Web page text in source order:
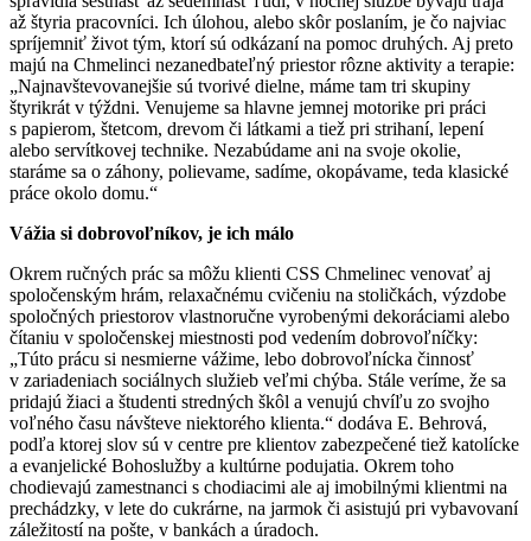
až štyria pracovníci. Ich úlohou, alebo skôr poslaním, je čo najviac
spríjemniť život tým, ktorí sú odkázaní na pomoc druhých. Aj preto
majú na Chmelinci nezanedbateľný priestor rôzne aktivity a terapie:
„Najnavštevovanejšie sú tvorivé dielne, máme tam tri skupiny
štyrikrát v týždni. Venujeme sa hlavne jemnej motorike pri práci
s papierom, štetcom, drevom či látkami a tiež pri strihaní, lepení
alebo servítkovej technike. Nezabúdame ani na svoje okolie,
staráme sa o záhony, polievame, sadíme, okopávame, teda klasické
práce okolo domu.“
Vážia si dobrovoľníkov, je ich málo
Okrem ručných prác sa môžu klienti CSS Chmelinec venovať aj
spoločenským hrám, relaxačnému cvičeniu na stoličkách, výzdobe
spoločných priestorov vlastnoručne vyrobenými dekoráciami alebo
čítaniu v spoločenskej miestnosti pod vedením dobrovoľníčky:
„Túto prácu si nesmierne vážime, lebo dobrovoľnícka činnosť
v zariadeniach sociálnych služieb veľmi chýba. Stále veríme, že sa
pridajú žiaci a študenti stredných škôl a venujú chvíľu zo svojho
voľného času návšteve niektorého klienta.“ dodáva E. Behrová,
podľa ktorej slov sú v centre pre klientov zabezpečené tiež katolícke
a evanjelické Bohoslužby a kultúrne podujatia. Okrem toho
chodievajú zamestnanci s chodiacimi ale aj imobilnými klientmi na
prechádzky, v lete do cukrárne, na jarmok či asistujú pri vybavovaní
záležitostí na pošte, v bankách a úradoch.